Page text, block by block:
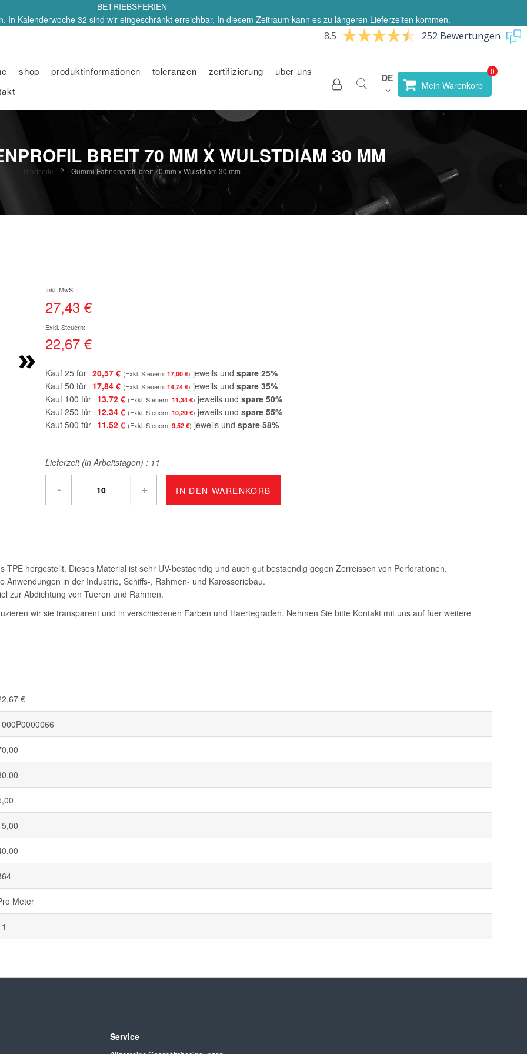
BETRIEBSFERIEN
In Kalenderwoche 32 sind wir eingeschränkt erreichbar. In diesem Zeitraum kann es zu längeren Lieferzeiten kommen.
8.5 252 Bewertungen
shop produktinformationen toleranzen zertifizierung
uber uns
Store
wählen
Sprache
DE
Mein Warenkorb
BREIT 70 MM X WULSTDIAM 30 MM
Startseite Gummi-Fahnenprofil breit 70 mm x Wulstdiam 30 mm
»
27,43 €
22,67 €
Kauf 25 für 20,57 € 17,00 € jeweils und spare 25%
Kauf 50 für 17,84 € 14,74 € jeweils und spare 35%
Kauf 100 für 13,72 € 11,34 € jeweils und spare 50%
Kauf 250 für 12,34 € 10,20 € jeweils und spare 55%
Kauf 500 für 11,52 € 9,52 € jeweils und spare 58%
Lieferzeit (in Arbeitstagen) : 11
- + IN DEN WARENKORB
TPE hergestellt. Dieses Material ist sehr UV-bestaendig und auch gut bestaendig gegen Zerreissen von Perforationen.
in der Industrie, Schiffs-, Rahmen- und Karosseriebau.
zur Abdichtung von Tueren und Rahmen.
wir sie transparent und in verschiedenen Farben und Haertegraden. Nehmen Sie bitte Kontakt mit uns auf fuer weitere
€
Meter
Service